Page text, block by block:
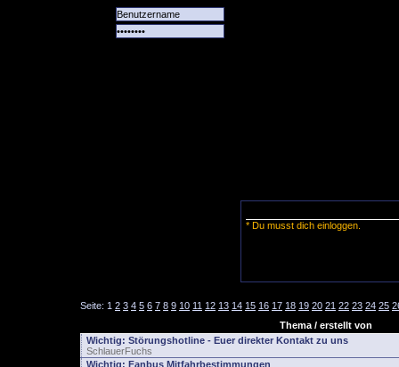
* Du musst dich einloggen.
Seite: 1 2 3 4 5 6 7 8 9 10 11 12 13 14 15 16 17 18 19 20 21 22 23 24 25
Thema / erstellt von
Wichtig: Störungshotline - Euer direkter Kontakt zu uns
SchlauerFuchs
Wichtig: Fanbus Mitfahrbestimmungen